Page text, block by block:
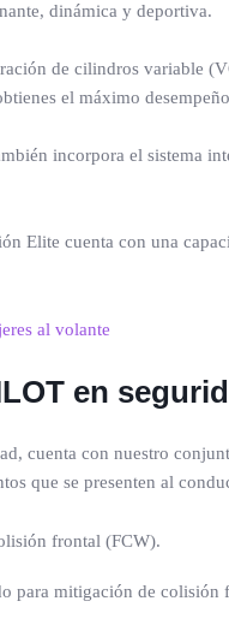
dinámica y deportiva.
de cilindros variable
el máximo
incorpora el sistema
Elite cuenta con una
al volante
en
cuenta con nuestro
que se presenten al
frontal (FCW).
para mitigación de